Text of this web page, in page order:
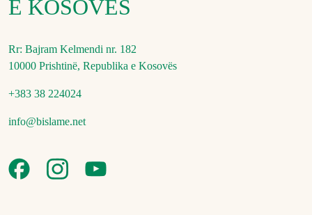
E KOSOVËS
Rr: Bajram Kelmendi nr. 182
10000 Prishtinë, Republika e Kosovës
+383 38 224024
info@bislame.net